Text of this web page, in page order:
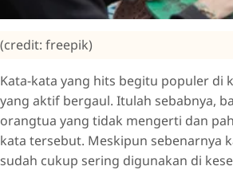
(credit: freepik)
Kata-kata yang hits begitu populer di
yang aktif bergaul. Itulah sebabnya,
orangtua yang tidak mengerti dan
kata tersebut. Meskipun sebenarnya
sudah cukup sering digunakan di